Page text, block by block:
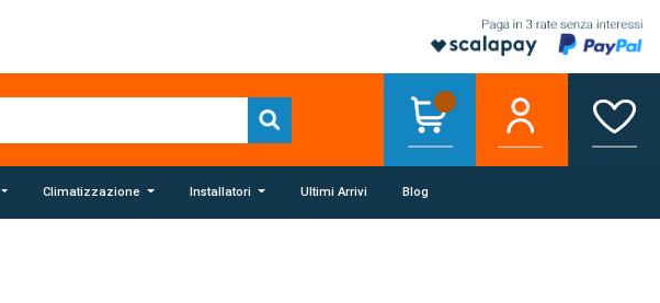
Climatizzazione Installatori Ultimi Arrivi Blog